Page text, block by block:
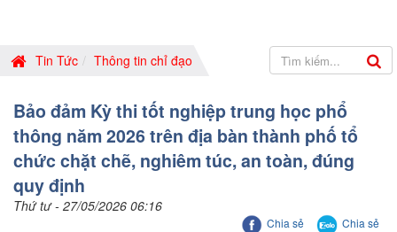
Tin Tức Thông tin chỉ đạo
Bảo đảm Kỳ thi tốt nghiệp trung học phổ
thông năm 2026 trên địa bàn thành phố tổ
chức chặt chẽ, nghiêm túc, an toàn, đúng
quy định
Thứ tư - 27/05/2026 06:16
Chia sẻ Chia sẻ